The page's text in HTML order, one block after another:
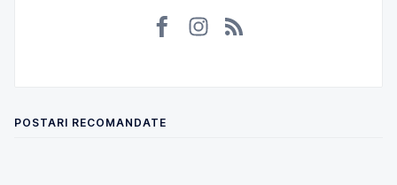
POSTARI RECOMANDATE